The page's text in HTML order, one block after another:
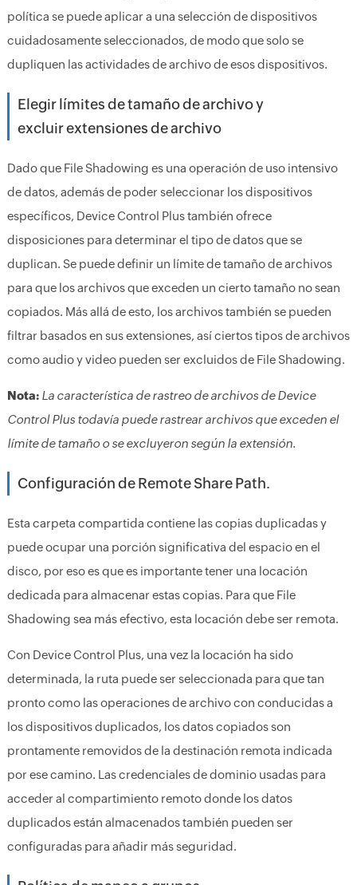
política se puede aplicar a una selección de dispositivos
cuidadosamente seleccionados, de modo que solo se
dupliquen las actividades de archivo de esos dispositivos.
Elegir límites de tamaño de archivo y
excluir extensiones de archivo
Dado que File Shadowing es una operación de uso intensivo
de datos, además de poder seleccionar los dispositivos
específicos, Device Control Plus también ofrece
disposiciones para determinar el tipo de datos que se
duplican. Se puede definir un límite de tamaño de archivos
para que los archivos que exceden un cierto tamaño no sean
copiados. Más allá de esto, los archivos también se pueden
filtrar basados en sus extensiones, así ciertos tipos de archivos
como audio y video pueden ser excluidos de File Shadowing.
Nota: La característica de rastreo de archivos de Device
Control Plus todavía puede rastrear archivos que exceden el
límite de tamaño o se excluyeron según la extensión.
Configuración de Remote Share Path.
Esta carpeta compartida contiene las copias duplicadas y
puede ocupar una porción significativa del espacio en el
disco, por eso es que es importante tener una locación
dedicada para almacenar estas copias. Para que File
Shadowing sea más efectivo, esta locación debe ser remota.
Con Device Control Plus, una vez la locación ha sido
determinada, la ruta puede ser seleccionada para que tan
pronto como las operaciones de archivo con conducidas a
los dispositivos duplicados, los datos copiados son
prontamente removidos de la destinación remota indicada
por ese camino. Las credenciales de dominio usadas para
acceder al compartimiento remoto donde los datos
duplicados están almacenados también pueden ser
configuradas para añadir más seguridad.